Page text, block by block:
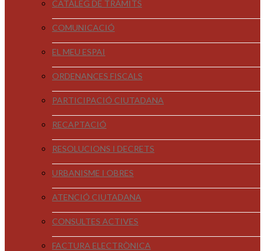
CATÀLEG DE TRÀMITS
COMUNICACIÓ
EL MEU ESPAI
ORDENANCES FISCALS
PARTICIPACIÓ CIUTADANA
RECAPTACIÓ
RESOLUCIONS I DECRETS
URBANISME I OBRES
ATENCIÓ CIUTADANA
CONSULTES ACTIVES
FACTURA ELECTRÒNICA